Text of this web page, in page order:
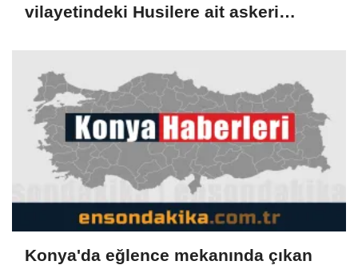
vilayetindeki Husilere ait askeri
Konya'da eğlence mekanında çıkan